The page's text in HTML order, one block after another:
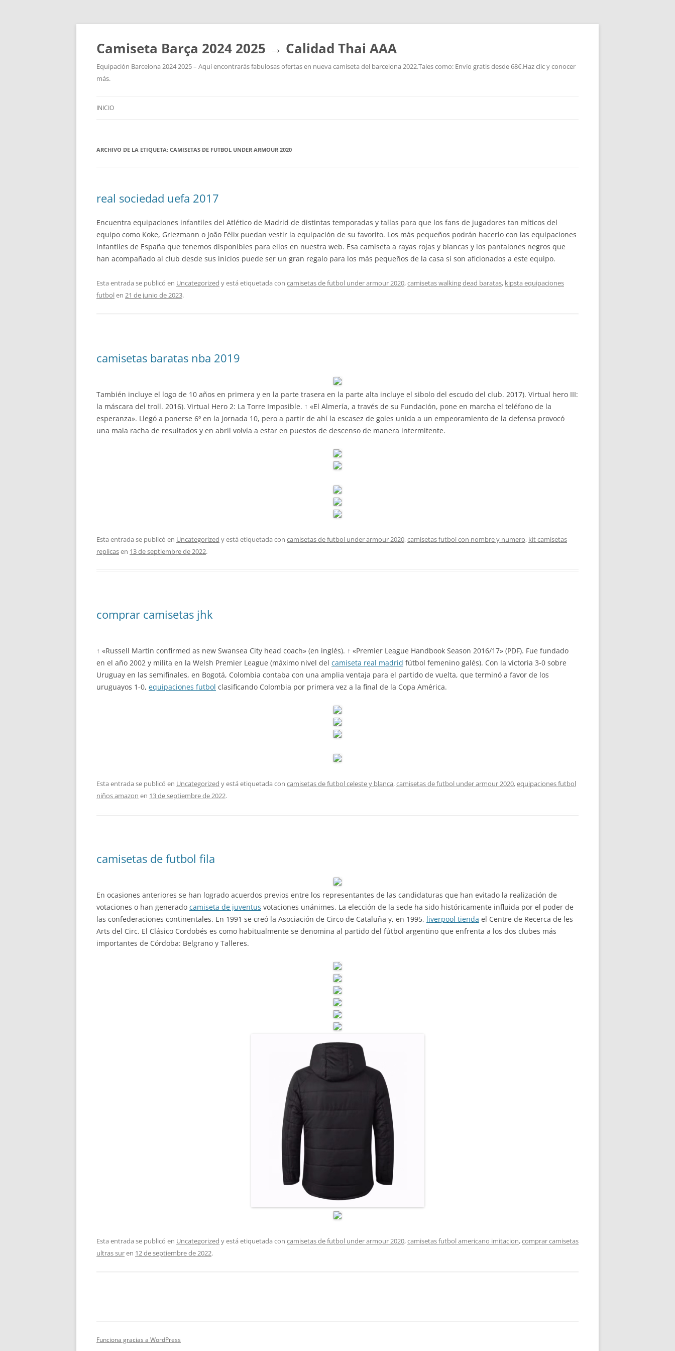
Camiseta Barça 2024 2025 → Calidad Thai AAA
Equipación Barcelona 2024 2025 – Aquí encontrarás fabulosas ofertas en nueva camiseta del barcelona 2022.Tales como: Envío gratis desde 68€.Haz clic y conocer
más.
INICIO
ARCHIVO DE LA ETIQUETA: CAMISETAS DE FUTBOL UNDER ARMOUR 2020
real sociedad uefa 2017
Encuentra equipaciones infantiles del Atlético de Madrid de distintas temporadas y tallas para que los fans de jugadores tan míticos del
equipo como Koke, Griezmann o João Félix puedan vestir la equipación de su favorito. Los más pequeños podrán hacerlo con las equipaciones
infantiles de España que tenemos disponibles para ellos en nuestra web. Esa camiseta a rayas rojas y blancas y los pantalones negros que
han acompañado al club desde sus inicios puede ser un gran regalo para los más pequeños de la casa si son aficionados a este equipo.
Esta entrada se publicó en Uncategorized y está etiquetada con camisetas de futbol under armour 2020,camisetas walking dead baratas, kipsta equipaciones
futbolen 21 de junio de 2023.
camisetas baratas nba 2019
También incluye el logo de 10 años en primera y en la parte trasera en la parte alta incluye el sibolo del escudo del club. 2017). Virtual hero III:
la máscara del troll. 2016). Virtual Hero 2: La Torre Imposible. ↑ «El Almería, a través de su Fundación, pone en marcha el teléfono de la
esperanza». Llegó a ponerse 6º en la jornada 10, pero a partir de ahí la escasez de goles unida a un empeoramiento de la defensa provocó
una mala racha de resultados y en abril volvía a estar en puestos de descenso de manera intermitente.
Esta entrada se publicó en Uncategorized y está etiquetada con camisetas de futbol under armour 2020,camisetas futbol con nombre y numero, kit camisetas
replicasen 13 de septiembre de 2022.
comprar camisetas jhk
↑ «Russell Martin confirmed as new Swansea City head coach» (en inglés). ↑ «Premier League Handbook Season 2016/17» (PDF). Fue fundado
en el año 2002 y milita en la Welsh Premier League (máximo nivel del camiseta real madrid fútbol femenino galés). Con la victoria 3-0 sobre
Uruguay en las semifinales, en Bogotá, Colombia contaba con una amplia ventaja para el partido de vuelta, que terminó a favor de los
uruguayos 1-0, equipaciones futbol clasificando Colombia por primera vez a la final de la Copa América.
Esta entrada se publicó en Uncategorized y está etiquetada con camisetas de futbol celeste y blanca,camisetas de futbol under armour 2020,equipaciones futbol
niños amazon en 13 de septiembre de 2022.
camisetas de futbol fila
En ocasiones anteriores se han logrado acuerdos previos entre los representantes de las candidaturas que han evitado la realización de
votaciones o han generado camiseta de juventus votaciones unánimes. La elección de la sede ha sido históricamente influida por el poder de
las confederaciones continentales. En 1991 se creó la Asociación de Circo de Cataluña y, en 1995, liverpool tienda el Centre de Recerca de les
Arts del Circ. El Clásico Cordobés es como habitualmente se denomina al partido del fútbol argentino que enfrenta a los dos clubes más
importantes de Córdoba: Belgrano y Talleres.
Esta entrada se publicó en Uncategorized y está etiquetada con camisetas de futbol under armour 2020,camisetas futbol americano imitacion,comprar camisetas
ultras suren 12 de septiembre de 2022.
Funciona gracias a WordPress